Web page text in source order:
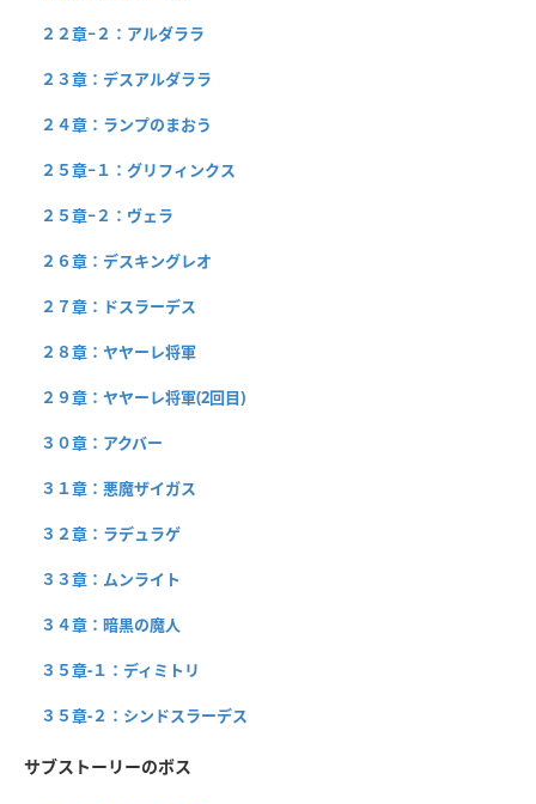
２２章−２：アルダララ
２３章：デスアルダララ
２４章：ランプのまおう
２５章−１：グリフィンクス
２５章−２：ヴェラ
２６章：デスキングレオ
２７章：ドスラーデス
２８章：ヤヤーレ将軍
２９章：ヤヤーレ将軍(2回目)
３０章：アクバー
３１章：悪魔ザイガス
３２章：ラデュラゲ
３３章：ムンライト
３４章：暗黒の魔人
３５章-１：ディミトリ
３５章-２：シンドスラーデス
サブストーリーのボス